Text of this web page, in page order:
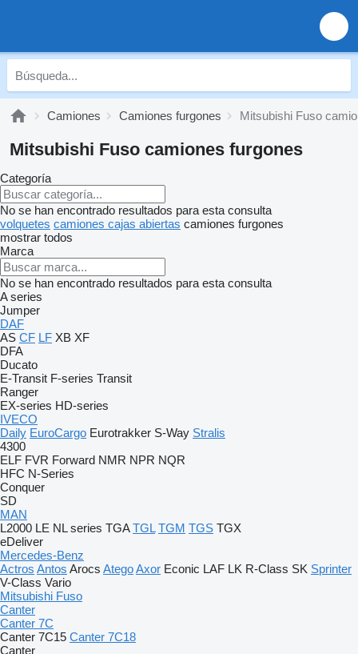
Camiones Camiones furgones Mitsubishi Fuso
Mitsubishi Fuso camiones furgones
Categoría
No se han encontrado resultados para esta consulta
volquetes camiones cajas abiertas camiones furgones
mostrar todos
Marca
No se han encontrado resultados para esta consulta
A series
Jumper
DAF
AS CF LF XB XF
DFA
Ducato
E-Transit F-series Transit
Ranger
EX-series HD-series
IVECO
Daily EuroCargo Eurotrakker S-Way Stralis
4300
ELF FVR Forward NMR NPR NQR
HFC N-Series
Conquer
SD
MAN
L2000 LE NL series TGA TGL TGM TGS TGX
eDeliver
Mercedes-Benz
Actros Antos Arocs AtegoAxor Econic LAF LK R-Class SK Sprinter
V-Class Vario
Mitsubishi Fuso
Canter
Canter 7C
Canter 7C15 Canter 7C18
Canter